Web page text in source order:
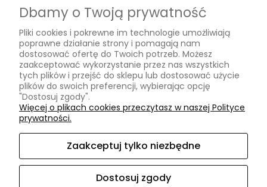
powłoka winylowa sprawia, że tapety są bardziej
wytrzymałe niż farby
przepuszcza wilgoć, dzięki czemu ściana ''
oddycha ''
Niezbędne akcesoria do tapetowania dostępne na
pozostałych naszych aukcjach:
szczotka dociskowa
Czas i koszty dostawy
Czas realizacji zamówienia
Informacje
Polityka prywatności
O nas
Kontakt i dane firmy
Oryginalne tapety na ścianę Leszno | OtoStyl | ul. Szkolna 2/1 |
info@otostyl.com|
Dbamy o Twoją prywatność
Pliki cookies i pokrewne im technologie umożliwiają
poprawne działanie strony i pomagają nam
dostosować ofertę do Twoich potrzeb. Możesz
zaakceptować wykorzystanie przez nas wszystkich
tych plików i przejść do sklepu lub dostosować użycie
plików do swoich preferencji, wybierając opcję
"Dostosuj zgody".
Więcej o plikach cookies przeczytasz w naszej Polityce
prywatności.
Zaakceptuj tylko niezbędne
Dostosuj zgody